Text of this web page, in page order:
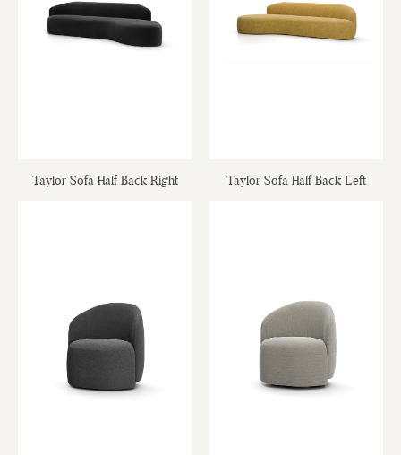
Taylor Sofa Half Back Right Taylor Sofa Half Back Left